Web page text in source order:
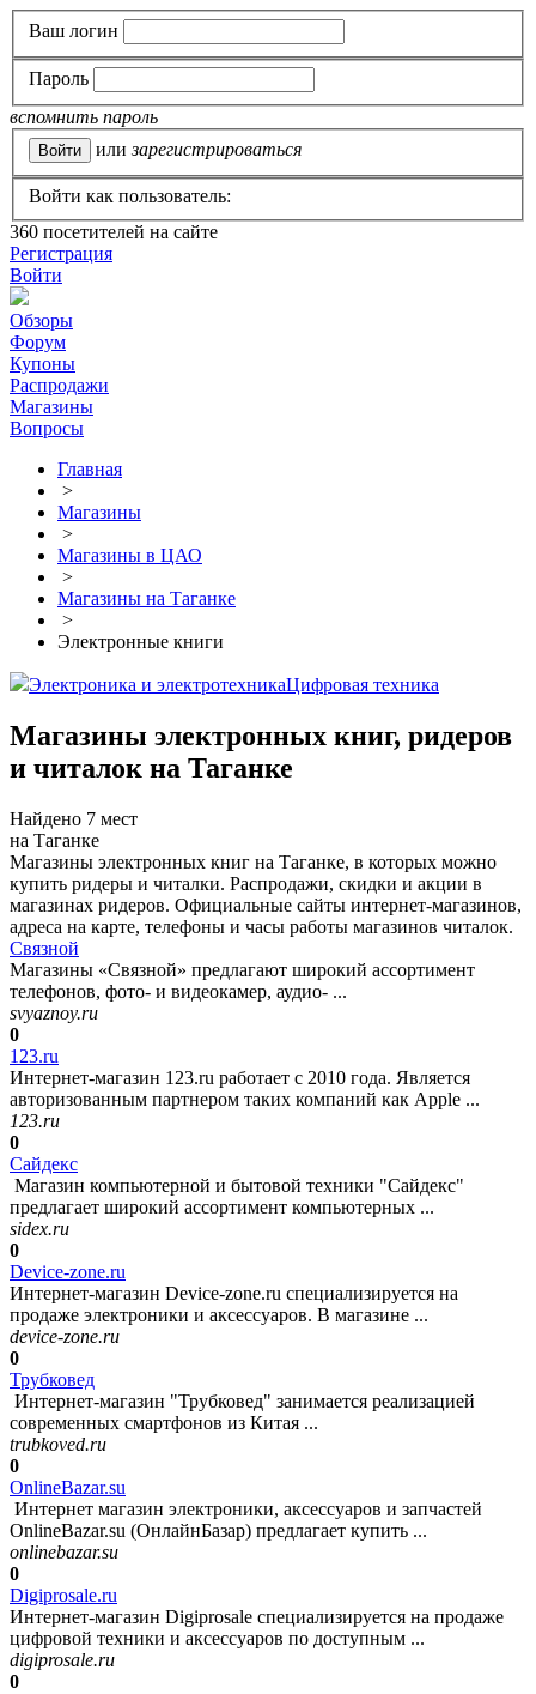
Ваш логин
Пароль
вспомнить пароль
или зарегистрироваться
Войти как пользователь:
360 посетителей на сайте
Регистрация
Войти
Обзоры
Форум
Купоны
Распродажи
Магазины
Вопросы
Главная
>
Магазины
>
Магазины в ЦАО
>
Магазины на Таганке
>
Электронные книги
Электроника и электротехникаЦифровая техника
Магазины электронных книг, ридеров
и читалок на Таганке
Найдено 7 мест
на Таганке
Магазины электронных книг на Таганке, в которых можно
купить ридеры и читалки. Распродажи, скидки и акции в
магазинах ридеров. Официальные сайты интернет-магазинов,
адреса на карте, телефоны и часы работы магазинов читалок.
Связной
Магазины «Связной» предлагают широкий ассортимент
телефонов, фото- и видеокамер, аудио- ...
svyaznoy.ru
0
123.ru
Интернет-магазин 123.ru работает с 2010 года. Является
авторизованным партнером таких компаний как Apple ...
123.ru
0
Сайдекс
Магазин компьютерной и бытовой техники "Сайдекс"
предлагает широкий ассортимент компьютерных ...
sidex.ru
0
Device-zone.ru
Интернет-магазин Device-zone.ru специализируется на
продаже электроники и аксессуаров. В магазине ...
device-zone.ru
0
Трубковед
Интернет-магазин "Трубковед" занимается реализацией
современных смартфонов из Китая ...
trubkoved.ru
0
OnlineBazar.su
Интернет магазин электроники, аксессуаров и запчастей
OnlineBazar.su (ОнлайнБазар) предлагает купить ...
onlinebazar.su
0
Digiprosale.ru
Интернет-магазин Digiprosale специализируется на продаже
цифровой техники и аксессуаров по доступным ...
digiprosale.ru
0